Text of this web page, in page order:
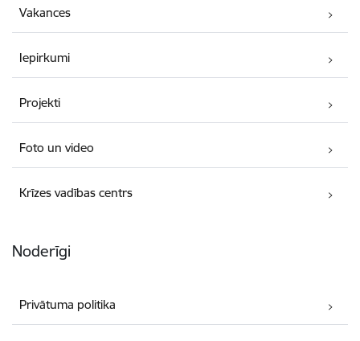
Vakances
Iepirkumi
Projekti
Foto un video
Krīzes vadības centrs
Noderīgi
Privātuma politika